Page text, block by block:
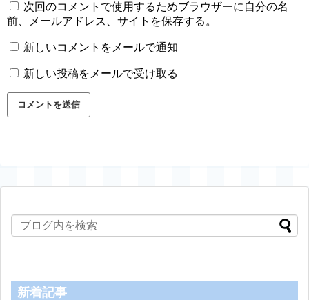
次回のコメントで使用するためブラウザーに自分の名
前、メールアドレス、サイトを保存する。
新しいコメントをメールで通知
新しい投稿をメールで受け取る
新着記事